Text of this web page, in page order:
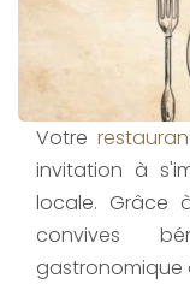
Votre
invitation à
locale. Grâce
convives
gastronomique